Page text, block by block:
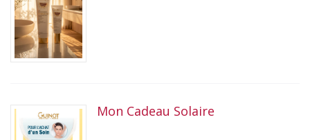
Mon Cadeau Solaire